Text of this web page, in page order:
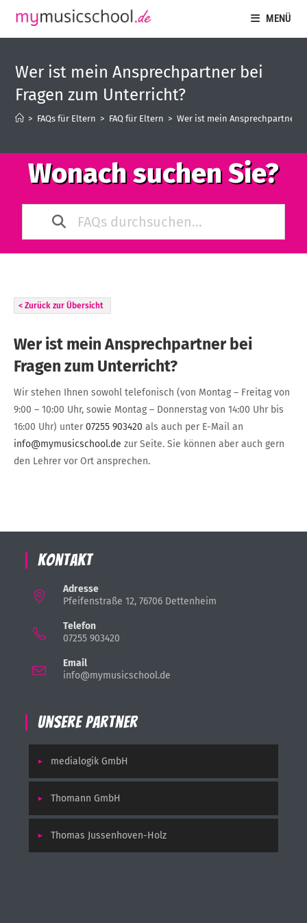
MENÜ
Wer ist mein Ansprechpartner bei
Fragen zum Unterricht?
> FAQs für Eltern > FAQ für Eltern > Wer ist mein Ansprechpartner
Wonach suchen Sie?
< Zurück zur Übersicht
Wer ist mein Ansprechpartner bei
Fragen zum Unterricht?
Wir stehen Ihnen sowohl telefonisch (von Montag – Freitag von
9:00 – 10:00 Uhr, sowie Montag – Donnerstag von 14:00 Uhr bis
16:00 Uhr) unter07255 903420 als auch per E-Mail an
info@mymusicschool.de zur Seite. Sie können aber auch gern
den Lehrer vor Ort ansprechen.
Kontakt
Adresse
Pfeifenstraße 12, 76706 Dettenheim
Telefon
07255 903420
Email
info@mymusicschool.de
Unsere Partner
medialogik GmbH
Thomann GmbH
Thomas Jussenhoven-Holz